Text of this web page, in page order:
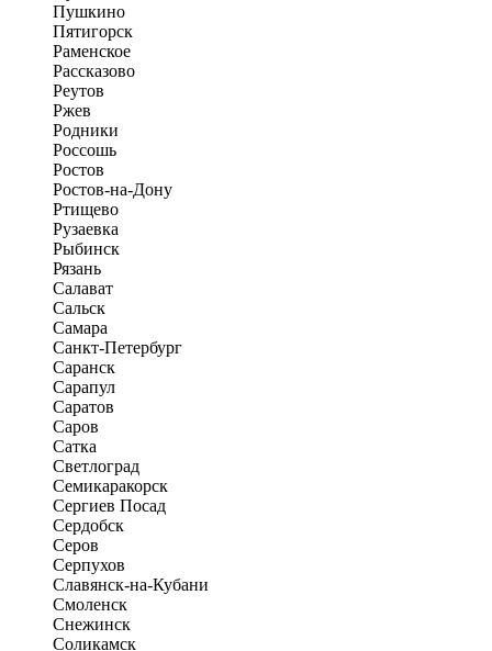
Пушкино
Пятигорск
Раменское
Рассказово
Реутов
Ржев
Родники
Россошь
Ростов
Ростов-на-Дону
Ртищево
Рузаевка
Рыбинск
Рязань
Салават
Сальск
Самара
Санкт-Петербург
Саранск
Сарапул
Саратов
Саров
Сатка
Светлоград
Семикаракорск
Сергиев Посад
Сердобск
Серов
Серпухов
Славянск-на-Кубани
Смоленск
Снежинск
Соликамск